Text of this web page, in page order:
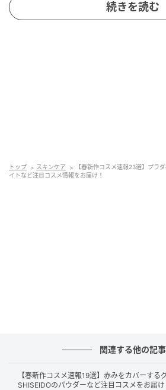
潤いと艶を纏うプラダ初のリ
MAQUIA
各￥5940／プラダ ビューティ
続きを読む
トップ スキンケア
【春新作コスメ速報23選】プラ
イトなど注目コスメ情報をお届け！
関連する他の記事
【春新作コスメ速報19選】赤みをカバーする
SHISEIDOのパウダーなど注目コスメをお届け